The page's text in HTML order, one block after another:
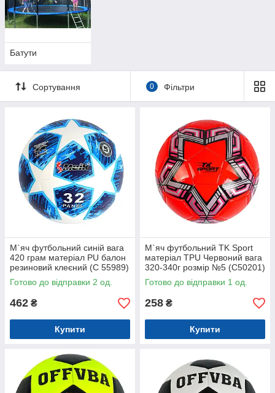
Батути
Сортування 0 Фільтри
М`яч футбольний синій вага
420 грам матеріал PU балон
резиновий клеєний (C 55989)
Готово до відправки 2 од.
462 ₴
Купити
М`яч футбольний TK Sport
матеріал TPU Червоний вага
320-340г розмір №5 (C50201)
Готово до відправки 1 од.
258 ₴
Купити